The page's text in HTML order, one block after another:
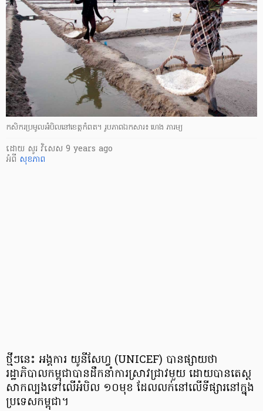
កសិករ​ប្រមូល​អំបិល​នៅ​ខេត្ត​កំពត។ រូបភាពឯកសារ៖ ហេង ភារម្យ
ដោយ សូរ វិសេស 9 years ago
អំពី សុខភាព
ថ្មីៗនេះ អង្គការ យូនីសែហ្វ (UNICEF) បាន​ផ្សាយ​ថា
រដ្ឋាភិបាល​កម្ពុជា​បាន​ដឹកនាំ​ការ​ស្រាវជ្រាវ​មួយ ដោយ​បាន​តេស្ត​
សាកល្បង​ទៅ​លើអំបិល ១០​មុខ ដែល​លក់​នៅ​លើ​ទីផ្សារ​នៅ​ក្នុង​
ប្រទេស​កម្ពុជា។